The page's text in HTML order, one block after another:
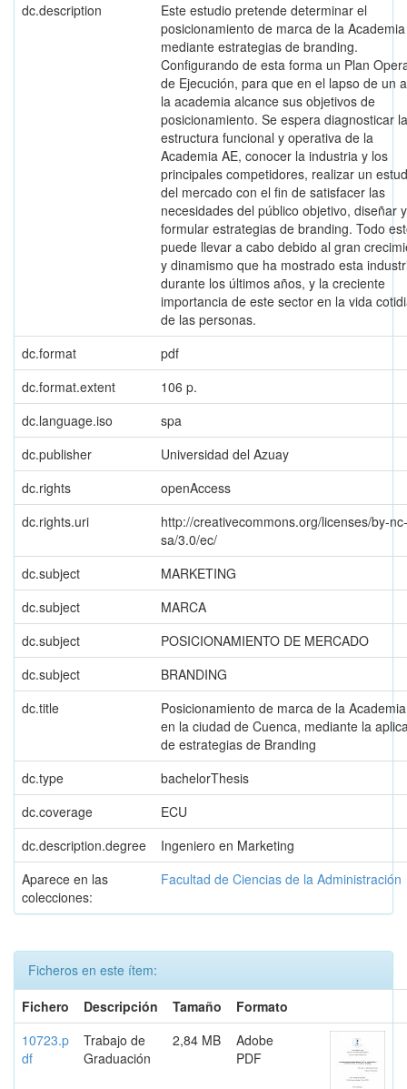
dc.description
Este estudio pretende determinar el
posicionamiento de marca de la
mediante estrategias de branding.
Configurando de esta forma un Plan
de Ejecución, para que en el lapso de un
la academia alcance sus objetivos de
posicionamiento. Se espera diagnosticar la
estructura funcional y operativa de la
Academia AE, conocer la industria y los
principales competidores, realizar un
del mercado con el fin de satisfacer las
necesidades del público objetivo, diseñar y
formular estrategias de branding. Todo
puede llevar a cabo debido al gran
y dinamismo que ha mostrado esta
durante los últimos años, y la creciente
importancia de este sector en la vida
de las personas.
dc.format
pdf
dc.format.extent
106 p.
dc.language.iso
spa
dc.publisher
Universidad del Azuay
dc.rights
openAccess
dc.rights.uri
http://creativecommons.org/licenses/by-nc-
sa/3.0/ec/
dc.subject
MARKETING
dc.subject
MARCA
dc.subject
POSICIONAMIENTO DE MERCADO
dc.subject
BRANDING
dc.title
Posicionamiento de marca de la
en la ciudad de Cuenca, mediante la
de estrategias de Branding
dc.type
bachelorThesis
dc.coverage
ECU
dc.description.degree
Ingeniero en Marketing
Aparece en las
colecciones:
Facultad de Ciencias de la Administración
Ficheros en este ítem:
Fichero
Descripción Tamaño
Formato
10723.p
df
Trabajo de
Graduación
2,84 MB
Adobe
PDF